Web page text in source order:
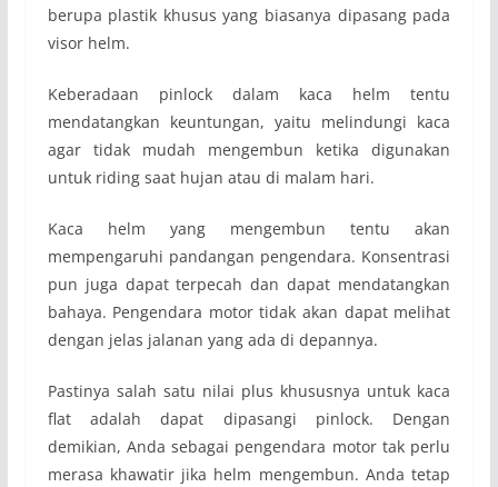
berupa plastik khusus yang biasanya dipasang pada
visor helm.
Keberadaan pinlock dalam kaca helm tentu
mendatangkan keuntungan, yaitu melindungi kaca
agar tidak mudah mengembun ketika digunakan
untuk riding saat hujan atau di malam hari.
Kaca helm yang mengembun tentu akan
mempengaruhi pandangan pengendara. Konsentrasi
pun juga dapat terpecah dan dapat mendatangkan
bahaya. Pengendara motor tidak akan dapat melihat
dengan jelas jalanan yang ada di depannya.
Pastinya salah satu nilai plus khususnya untuk kaca
flat adalah dapat dipasangi pinlock. Dengan
demikian, Anda sebagai pengendara motor tak perlu
merasa khawatir jika helm mengembun. Anda tetap